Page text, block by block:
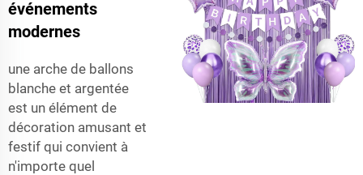
événements
modernes
une arche de ballons
blanche et argentée
est un élément de
décoration amusant et
festif qui convient à
n'importe quel